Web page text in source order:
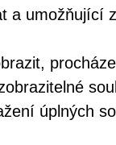
a umožňující
úplných